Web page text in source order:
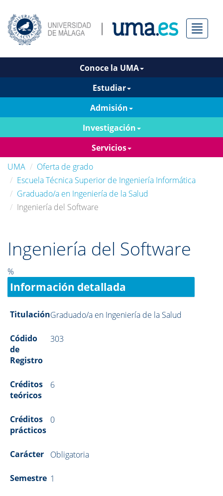
Menú
Conoce la UMA
Estudiar
Admisión
Investigación
Servicios
UMA
Oferta de grado
Escuela Técnica Superior de Ingeniería Informática
Graduado/a en Ingeniería de la Salud
Ingeniería del Software
Ingeniería del Software
%
Información detallada
TitulaciónGraduado/a en Ingeniería de la Salud
Códido
de
Registro
303
Créditos
teóricos
6
Créditos
prácticos
0
Carácter Obligatoria
Semestre 1